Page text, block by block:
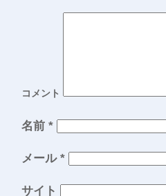
コメント
名前 *
メール *
サイト